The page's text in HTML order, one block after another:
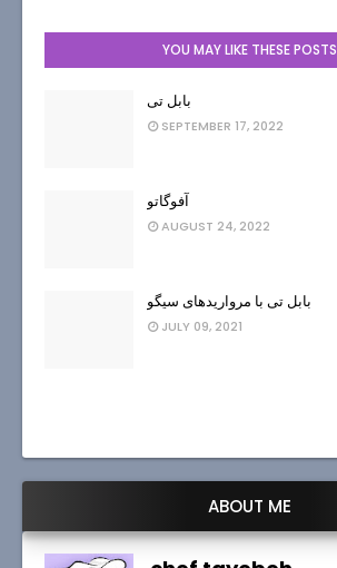
YOU MAY LIKE THESE POSTS
بابل تی
SEPTEMBER 17, 2022
آفوگاتو
AUGUST 24, 2022
بابل تی با مرواریدهای سیگو
JULY 09, 2021
ABOUT ME